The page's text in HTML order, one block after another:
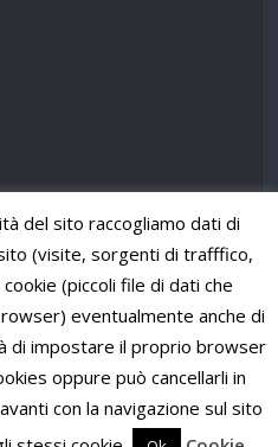
Magazine. All rights reserved.
. Powered byWordPress
del sito raccogliamo dati di
(visite, sorgenti di trafffico,
(piccoli file di dati che
eventualmente anche di
di impostare il proprio browser
oppure può cancellarli in
con la navigazione sul sito